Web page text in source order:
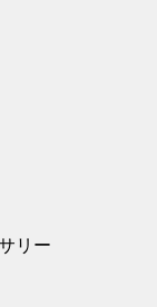
リー